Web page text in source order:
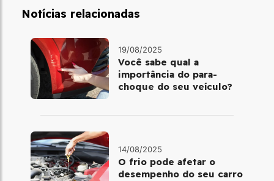
Notícias relacionadas
19/08/2025
Você sabe qual a
importância do para-
choque do seu veículo?
14/08/2025
O frio pode afetar o
desempenho do seu carro